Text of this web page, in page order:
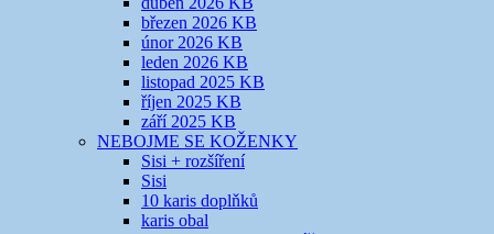
březen 2026 KB
únor 2026 KB
leden 2026 KB
listopad 2025 KB
říjen 2025 KB
září 2025 KB
NEBOJME SE KOŽENKY
Sisi + rozšíření
Sisi
10 karis doplňků
karis obal